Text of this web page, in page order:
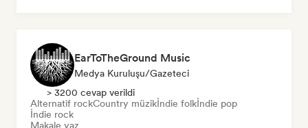
EarToTheGround Music
Medya Kuruluşu/Gazeteci
> 3200 cevap verildi
Alternatif rockCountry müzikİndie folkİndie pop
İndie rock
Makale yaz